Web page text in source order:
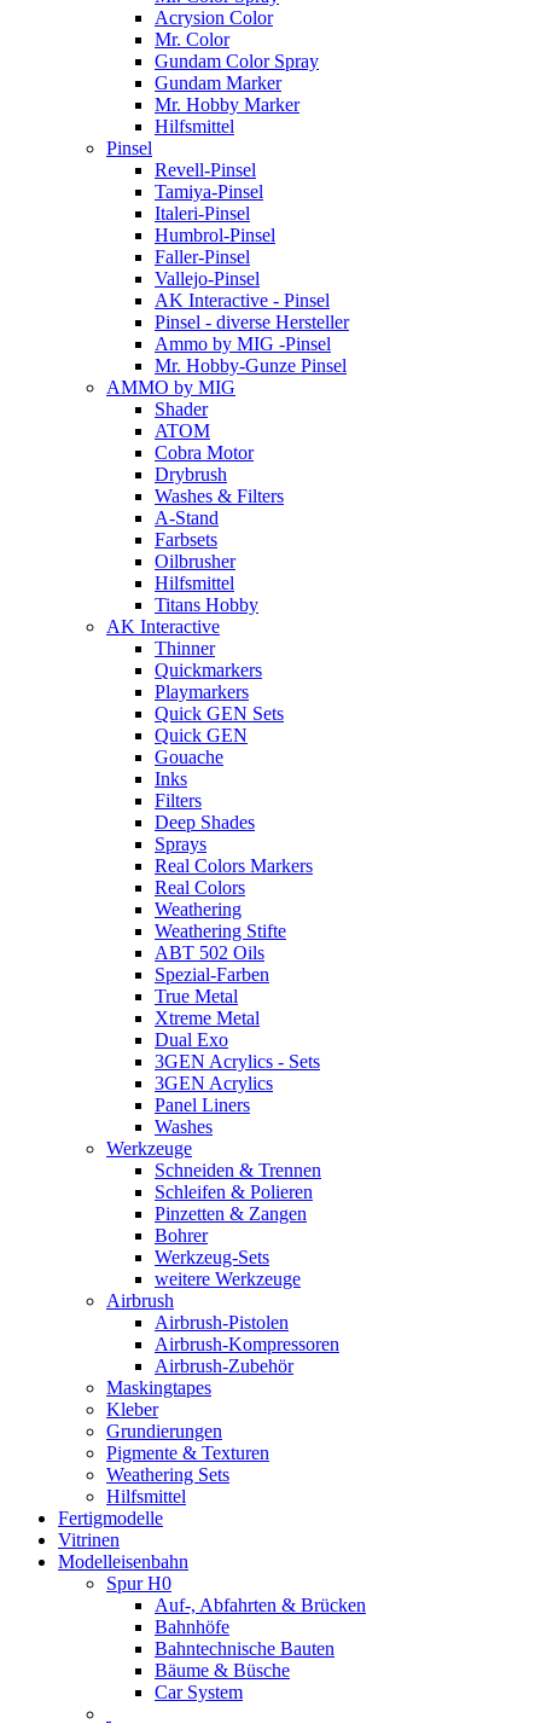
Acrysion Color
Mr. Color
Gundam Color Spray
Gundam Marker
Mr. Hobby Marker
Hilfsmittel
Pinsel
Revell-Pinsel
Tamiya-Pinsel
Italeri-Pinsel
Humbrol-Pinsel
Faller-Pinsel
Vallejo-Pinsel
AK Interactive - Pinsel
Pinsel - diverse Hersteller
Ammo by MIG -Pinsel
Mr. Hobby-Gunze Pinsel
AMMO by MIG
Shader
ATOM
Cobra Motor
Drybrush
Washes & Filters
A-Stand
Farbsets
Oilbrusher
Hilfsmittel
Titans Hobby
AK Interactive
Thinner
Quickmarkers
Playmarkers
Quick GEN Sets
Quick GEN
Gouache
Inks
Filters
Deep Shades
Sprays
Real Colors Markers
Real Colors
Weathering
Weathering Stifte
ABT 502 Oils
Spezial-Farben
True Metal
Xtreme Metal
Dual Exo
3GEN Acrylics - Sets
3GEN Acrylics
Panel Liners
Washes
Werkzeuge
Schneiden & Trennen
Schleifen & Polieren
Pinzetten & Zangen
Bohrer
Werkzeug-Sets
weitere Werkzeuge
Airbrush
Airbrush-Pistolen
Airbrush-Kompressoren
Airbrush-Zubehör
Maskingtapes
Kleber
Grundierungen
Pigmente & Texturen
Weathering Sets
Hilfsmittel
Fertigmodelle
Vitrinen
Modelleisenbahn
Spur H0
Auf-, Abfahrten & Brücken
Bahnhöfe
Bahntechnische Bauten
Bäume & Büsche
Car System